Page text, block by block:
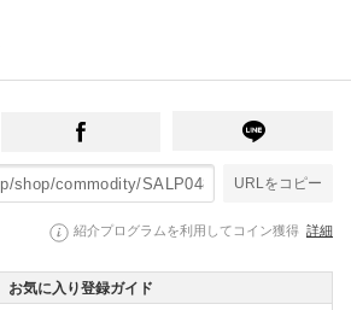
URLをコピー
紹介プログラムを利用してコイン獲得 詳細
お気に入り登録ガイド